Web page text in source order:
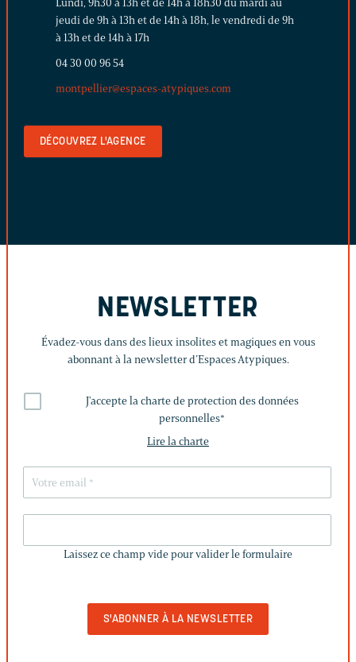
jeudi de 9h à 13h et de 14h à 18h, le vendredi de 9h
à 13h et de 14h à 17h
04 30 00 96 54
montpellier@espaces-atypiques.com
DÉCOUVREZ L'AGENCE
NEWSLETTER
Évadez-vous dans des lieux insolites et magiques en vous
abonnant à la newsletter d’Espaces Atypiques.
J'accepte la charte de protection des données
personnelles*
Lire la charte
CHAMP
Laissez ce champ vide pour valider le formulaire